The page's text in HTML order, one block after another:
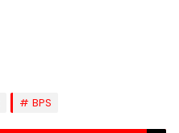
BPS